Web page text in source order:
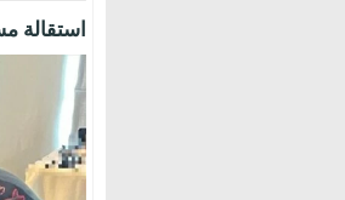
استقالة